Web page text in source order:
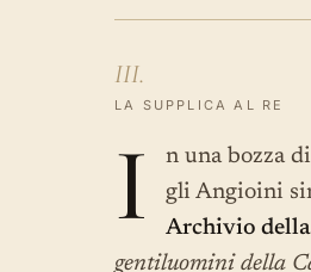
III.
LA SUPPLICA AL RE
I
n una bozza
gli Angioini
Archivio della
gentiluomini della